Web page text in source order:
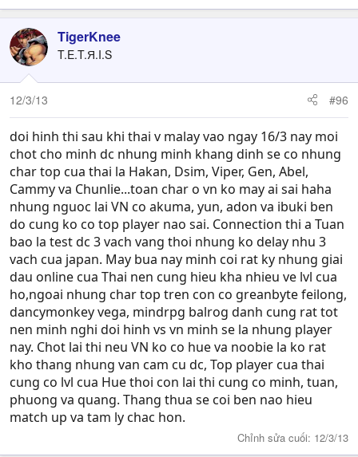
TigerKnee
T.E.T.Я.I.S
12/3/13 #96
doi hinh thi sau khi thai v malay vao ngay 16/3 nay moi
chot cho minh dc nhung minh khang dinh se co nhung
char top cua thai la Hakan, Dsim, Viper, Gen, Abel,
Cammy va Chunlie...toan char o vn ko may ai sai haha
nhung nguoc lai VN co akuma, yun, adon va ibuki ben
do cung ko co top player nao sai. Connection thi a Tuan
bao la test dc 3 vach vang thoi nhung ko delay nhu 3
vach cua japan. May bua nay minh coi rat ky nhung giai
dau online cua Thai nen cung hieu kha nhieu ve lvl cua
ho,ngoai nhung char top tren con co greanbyte feilong,
dancymonkey vega, mindrpg balrog danh cung rat tot
nen minh nghi doi hinh vs vn minh se la nhung player
nay. Chot lai thi neu VN ko co hue va noobie la ko rat
kho thang nhung van cam cu dc, Top player cua thai
cung co lvl cua Hue thoi con lai thi cung co minh, tuan,
phuong va quang. Thang thua se coi ben nao hieu
match up va tam ly chac hon.
Chỉnh sửa cuối: 12/3/13